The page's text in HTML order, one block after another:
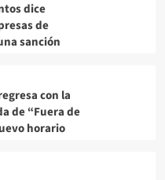
dice
de
sanción
con la
de “Fuera de
horario